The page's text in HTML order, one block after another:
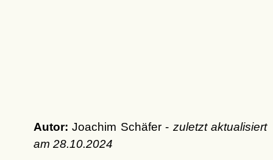
Autor: Joachim Schäfer - zuletzt aktualisiert
am 28.10.2024